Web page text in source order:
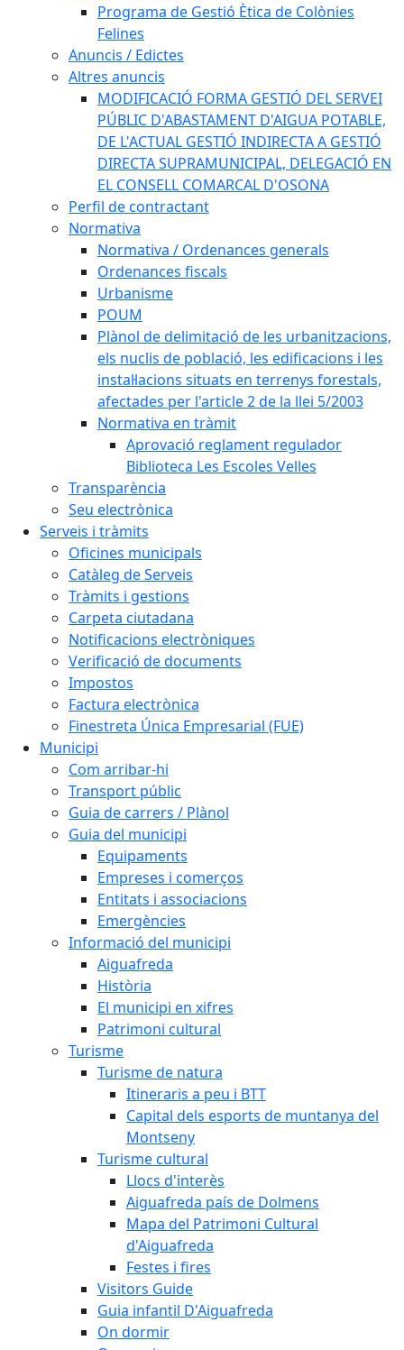
Programa de Gestió Ètica de Colònies
Felines
Anuncis / Edictes
Altres anuncis
MODIFICACIÓ FORMA GESTIÓ DEL SERVEI
PÚBLIC D'ABASTAMENT D'AIGUA POTABLE,
DE L'ACTUAL GESTIÓ INDIRECTA A GESTIÓ
DIRECTA SUPRAMUNICIPAL, DELEGACIÓ EN
EL CONSELL COMARCAL D'OSONA
Perfil de contractant
Normativa
Normativa / Ordenances generals
Ordenances fiscals
Urbanisme
POUM
Plànol de delimitació de les urbanitzacions,
els nuclis de població, les edificacions i les
instal·lacions situats en terrenys forestals,
afectades per l'article 2 de la llei 5/2003
Normativa en tràmit
Aprovació reglament regulador
Biblioteca Les Escoles Velles
Transparència
Seu electrònica
Serveis i tràmits
Oficines municipals
Catàleg de Serveis
Tràmits i gestions
Carpeta ciutadana
Notificacions electròniques
Verificació de documents
Impostos
Factura electrònica
Finestreta Única Empresarial (FUE)
Municipi
Com arribar-hi
Transport públic
Guia de carrers / Plànol
Guia del municipi
Equipaments
Empreses i comerços
Entitats i associacions
Emergències
Informació del municipi
Aiguafreda
Història
El municipi en xifres
Patrimoni cultural
Turisme
Turisme de natura
Itineraris a peu i BTT
Capital dels esports de muntanya del
Montseny
Turisme cultural
Llocs d'interès
Aiguafreda país de Dolmens
Mapa del Patrimoni Cultural
d'Aiguafreda
Festes i fires
Visitors Guide
Guia infantil D'Aiguafreda
On dormir